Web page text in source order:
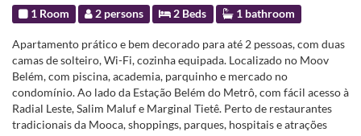
1 Room 2 persons 2 Beds 1 bathroom
Apartamento prático e bem decorado para até 2 pessoas, com duas
camas de solteiro, Wi-Fi, cozinha equipada. Localizado no Moov
Belém, com piscina, academia, parquinho e mercado no
condomínio. Ao lado da Estação Belém do Metrô, com fácil acesso à
Radial Leste, Salim Maluf e Marginal Tietê. Perto de restaurantes
tradicionais da Mooca, shoppings, parques, hospitais e atrações